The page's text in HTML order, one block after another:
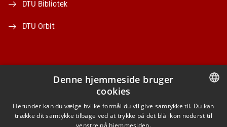
DTU Bibliotek
DTU Orbit
FACEBOOK
INSTAGRAM
DANISH
Denne hjemmeside bruger
cookies
Herunder kan du vælge hvilke formål du vil give samtykke til. Du kan
trække dit samtykke tilbage ved at trykke på det blå ikon nederst til
venstre på hjemmesiden.